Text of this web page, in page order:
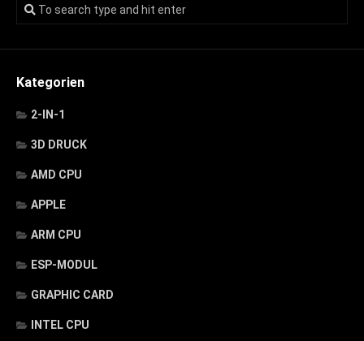
Kategorien
2-IN-1
3D DRUCK
AMD CPU
APPLE
ARM CPU
ESP-MODUL
GRAPHIC CARD
INTEL CPU